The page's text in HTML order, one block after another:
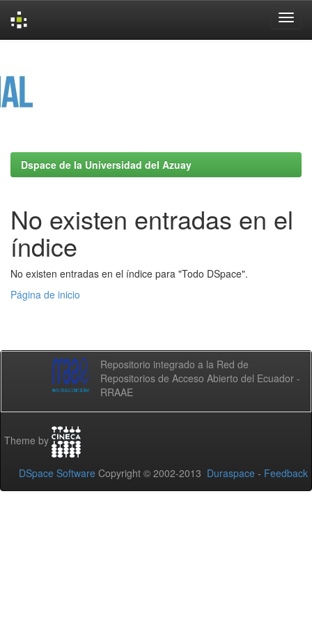
Dspace de la Universidad del Azuay
No existen entradas en el
índice
No existen entradas en el índice para "Todo DSpace".
Página de inicio
Repositorio integrado a la Red de
Repositorios de Acceso Abierto del Ecuador -
RRAAE
Theme by
DSpace Software Copyright © 2002-2013 Duraspace - Feedback